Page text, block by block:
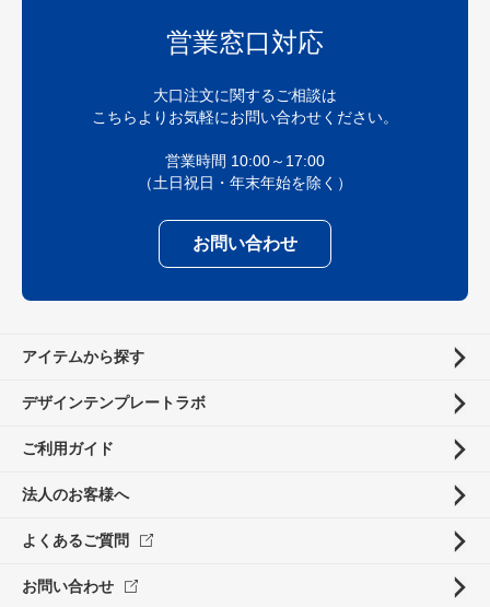
営業窓口対応
大口注文に関するご相談は
こちらよりお気軽にお問い合わせください。
営業時間 10:00～17:00
（土日祝日・年末年始を除く）
お問い合わせ
アイテムから探す
デザインテンプレートラボ
ご利用ガイド
法人のお客様へ
よくあるご質問
お問い合わせ